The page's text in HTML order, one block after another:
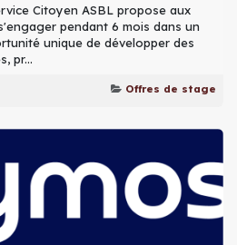
Citoyen ASBL propose aux
pendant 6 mois dans un
unique de développer des
pr...
Offres de stage